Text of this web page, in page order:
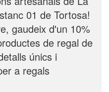
01 de Tortosa!
gaudeix d'un 10%
de regal de
únics i
a regals